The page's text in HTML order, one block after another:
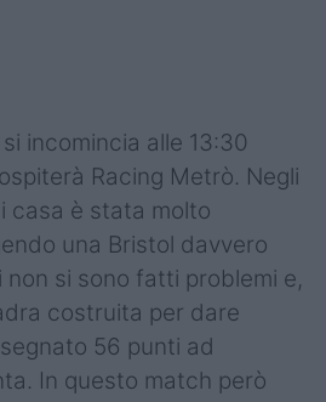
incomincia alle 13:30
Racing Metrò. Negli
casa è stata molto
una Bristol davvero
non si sono fatti problemi e,
costruita per dare
56 punti ad
In questo match però